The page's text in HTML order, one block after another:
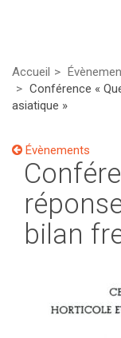
Accueil
Conférence «
asiatique »
Évènements
bilan